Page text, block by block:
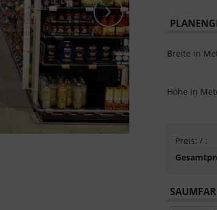
Breite in
Höhe in
Preis: / :